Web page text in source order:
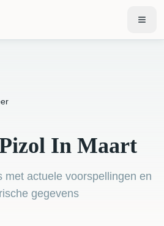
In Maart
met actuele voorspellingen en
gegevens